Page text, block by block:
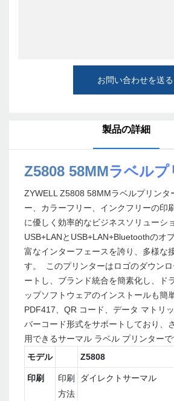
お問い合わせを送る
製品の詳細
Z5808 58MMラベルプ
ZYWELL Z5808 58MMラベルプリンタ
ー、カラーフリー、インクフリーの印
に優しく効率的なビジネスソリューシ
USB+LANとUSB+LAN+Bluetoothのオ
富なインターフェースを誇り、多様な
す。 このプリンターはロゴのダウン
ートし、ブランド統合を簡素化し、ド
ップソフトウェアのインストールも簡
PDF417、QR コード、データ マトリ
バーコード形式をサポートしており、
用できるサーマル ラベル プリンターで
モデル
Z5808
印刷
印刷
方法
ダイレクトサーマル